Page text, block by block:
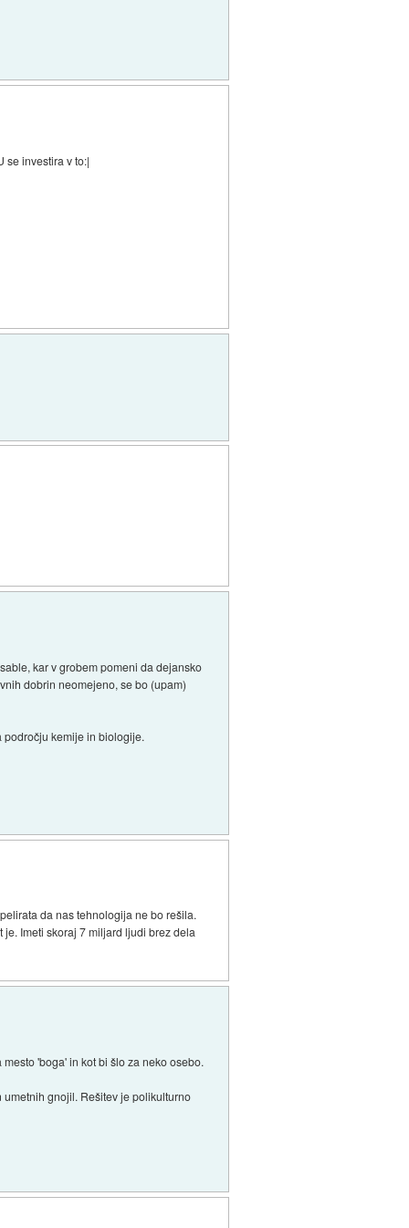
se investira v to:|
kar v grobem pomeni da dejansko
dobrin neomejeno, se bo (upam)
področju kemije in biologije.
da nas tehnologija ne bo rešila.
Imeti skoraj 7 miljard ljudi brez dela
'boga' in kot bi šlo za neko osebo.
gnojil. Rešitev je polikulturno